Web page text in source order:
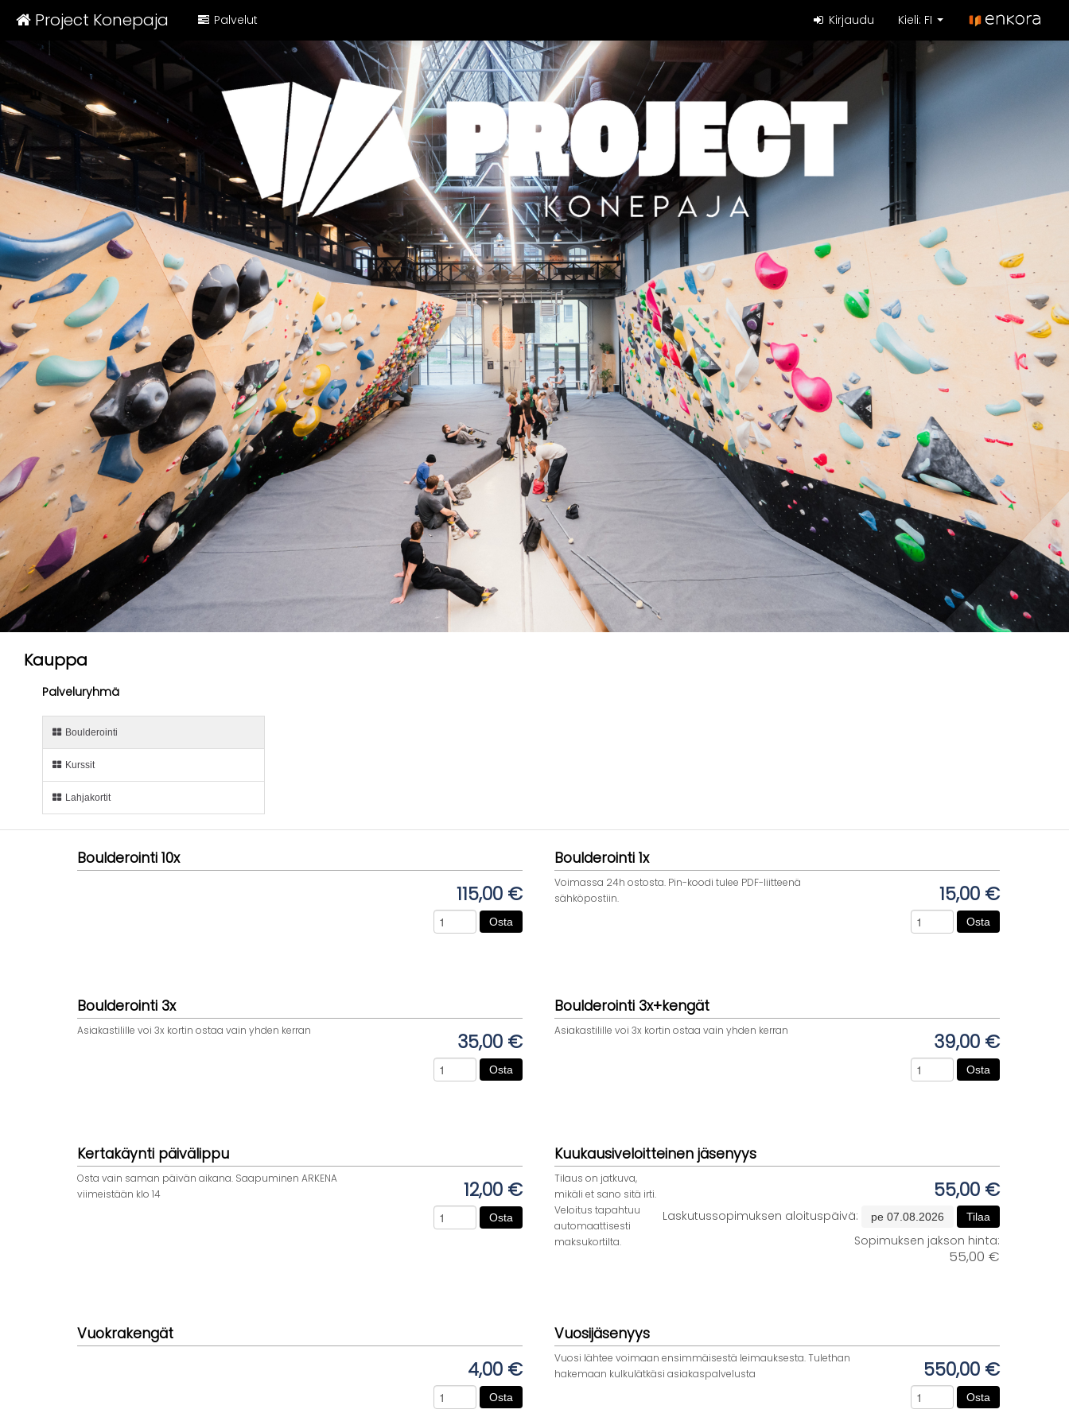
Project Konepaja Palvelut Kirjaudu Kieli: FI
Kauppa
Palveluryhmä
Boulderointi
Kurssit
Lahjakortit
Boulderointi 10x
115,00 €
Osta
Boulderointi 1x
Voimassa 24h ostosta. Pin-koodi tulee PDF-liitteenä
sähköpostiin.
15,00 €
Osta
Boulderointi 3x
Asiakastilille voi 3x kortin ostaa vain yhden kerran 35,00 €
Osta
Boulderointi 3x+kengät
Asiakastilille voi 3x kortin ostaa vain yhden kerran 39,00 €
Osta
Kertakäynti päivälippu
Osta vain saman päivän aikana. Saapuminen ARKENA
viimeistään klo 14
12,00 €
Osta
Kuukausiveloitteinen jäsenyys
Tilaus on jatkuva,
mikäli et sano sitä irti.
Veloitus tapahtuu
automaattisesti
maksukortilta.
55,00 €
Laskutussopimuksen aloituspäivä: pe 07.08.2026 Tilaa
Sopimuksen jakson hinta:
55,00 €
Vuokrakengät
4,00 €
Osta
Vuosijäsenyys
Vuosi lähtee voimaan ensimmäisestä leimauksesta. Tulethan
hakemaan kulkulätkäsi asiakaspalvelusta
550,00 €
Osta